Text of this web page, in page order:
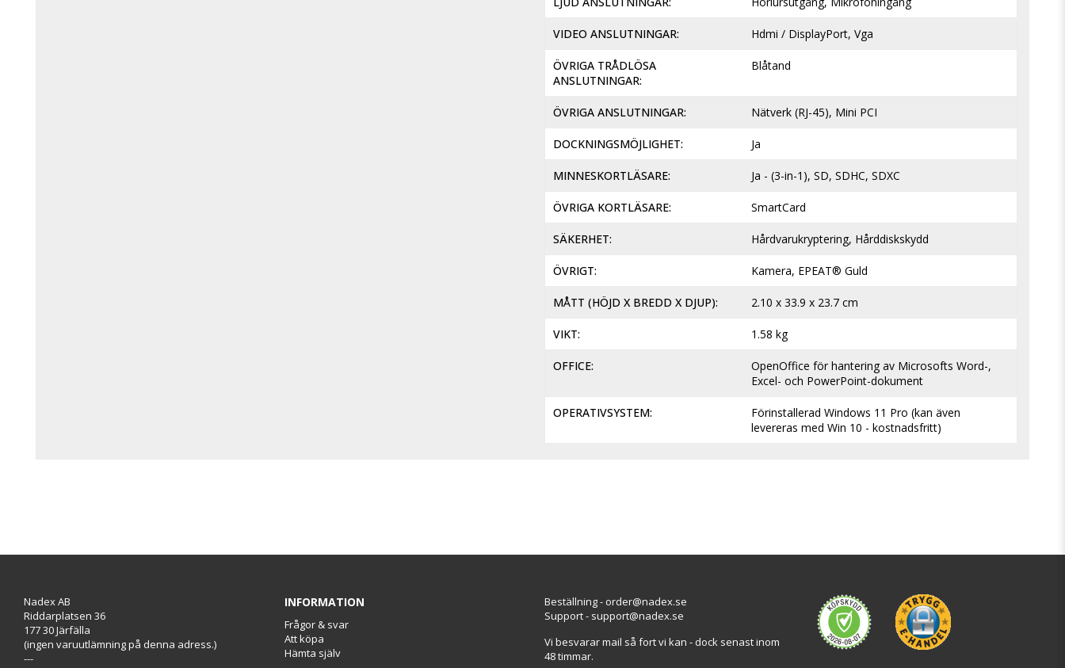
VIDEO ANSLUTNINGAR Hdmi / DisplayPort, Vga
ÖVRIGA TRÅDLÖSA
ANSLUTNINGAR
Blåtand
ÖVRIGA ANSLUTNINGAR Nätverk (RJ-45), Mini PCI
DOCKNINGSMÖJLIGHET Ja
MINNESKORTLÄSARE Ja - (3-in-1), SD, SDHC, SDXC
ÖVRIGA KORTLÄSARE SmartCard
SÄKERHET Hårdvarukryptering, Hårddiskskydd
ÖVRIGT Kamera, EPEAT® Guld
MÅTT (HÖJD X BREDD X DJUP) 2.10 x 33.9 x 23.7 cm
VIKT 1.58 kg
OFFICE
OpenOffice för hantering av Microsofts Word-,
Excel- och PowerPoint-dokument
OPERATIVSYSTEM
Förinstallerad Windows 11 Pro (kan även
levereras med Win 10 - kostnadsfritt)
Nadex AB
Riddarplatsen 36
177 30 Järfälla
(ingen varuutlämning på denna adress.)
---
INFORMATION
Frågor & svar
Att köpa
Hämta själv
Beställning - order@nadex.se
Support - support@nadex.se
Vi besvarar mail så fort vi kan - dock senast inom
48 timmar.